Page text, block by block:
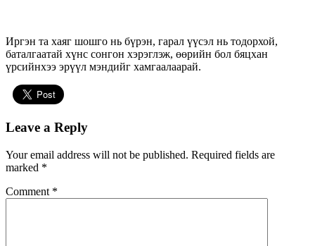
Иргэн та хаяг шошго нь бүрэн, гарал үүсэл нь тодорхой,
баталгаатай хүнс сонгон хэрэглэж, өөрийн бол бяцхан
үрсийнхээ эрүүл мэндийг хамгаалаарай.
Leave a Reply
Your email address will not be published. Required fields are
marked *
Comment *